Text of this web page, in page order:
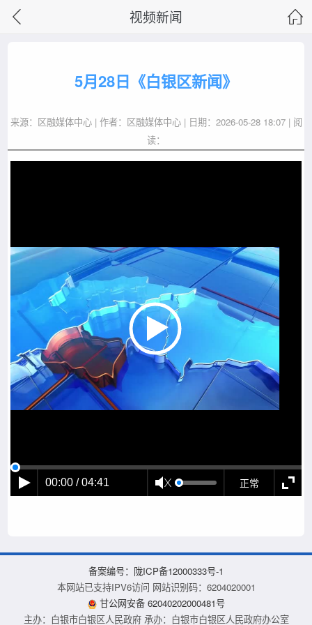
视频新闻
5月28日《白银区新闻》
来源：区融媒体中心 | 作者：区融媒体中心 | 日期：2026-05-28 18:07 | 阅
读：
00:00 / 04:41 正常
备案编号：陇ICP备12000333号-1
本网站已支持IPV6访问 网站识别码：6204020001
甘公网安备 62040202000481号
主办：白银市白银区人民政府 承办：白银市白银区人民政府办公室